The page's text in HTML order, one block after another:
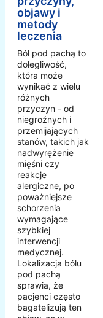
objawy i
metody
leczenia
Ból pod pachą to
dolegliwość,
która może
wynikać z wielu
różnych
przyczyn - od
niegroźnych i
przemijających
stanów, takich jak
nadwyrężenie
mięśni czy
reakcje
alergiczne, po
poważniejsze
schorzenia
wymagające
szybkiej
interwencji
medycznej.
Lokalizacja bólu
pod pachą
sprawia, że
pacjenci często
bagatelizują ten